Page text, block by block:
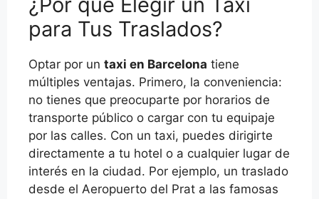
para Tus Traslados?
Optar por un taxi en Barcelona tiene
múltiples ventajas. Primero, la conveniencia:
no tienes que preocuparte por horarios de
transporte público o cargar con tu equipaje
por las calles. Con un taxi, puedes dirigirte
directamente a tu hotel o a cualquier lugar de
interés en la ciudad. Por ejemplo, un traslado
desde el Aeropuerto del Prat a las famosas